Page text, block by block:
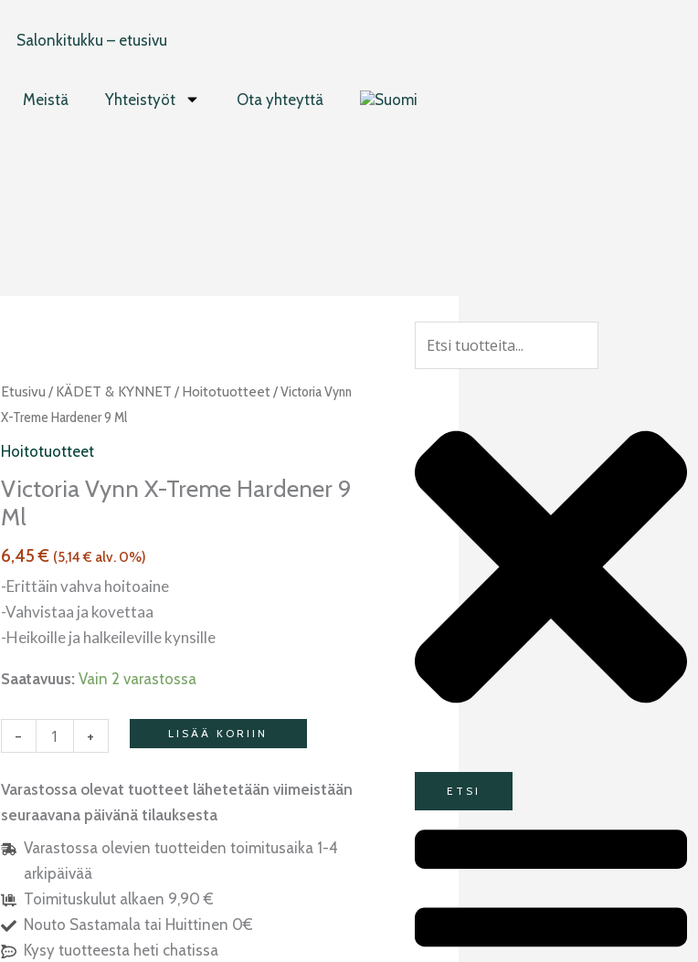
Meistä Yhteistyöt Ota yhteyttä
Etusivu / KÄDET & KYNNET / Hoitotuotteet/ Victoria Vynn
X-Treme Hardener 9 Ml
Hoitotuotteet
Victoria Vynn X-Treme Hardener 9
Ml
6,45€ (5,14€ alv. 0%)
-Erittäin vahva hoitoaine
-Vahvistaa ja kovettaa
-Heikoille ja halkeileville kynsille
Saatavuus: Vain 2 varastossa
-
Victoria
Vynn
X-
Hardener
9
ml
määrä
+ LISÄÄ KORIIN
Varastossa olevat tuotteet lähetetään viimeistään
seuraavana päivänä tilauksesta
Varastossa olevien tuotteiden toimitusaika 1-4
arkipäivää
Toimituskulut alkaen 9,90 €
Nouto Sastamala tai Huittinen 0€
Kysy tuotteesta heti chatissa
ETSI